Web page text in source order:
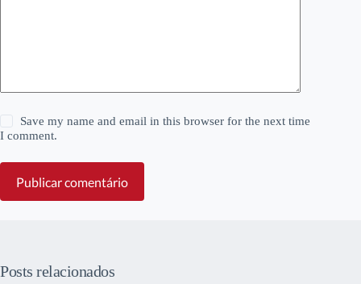
Save my name and email in this browser for the next time
I comment.
Publicar comentário
Posts relacionados